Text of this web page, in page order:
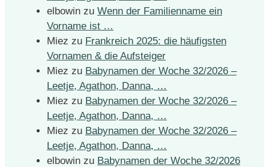
elbowin zu Wenn der Familienname ein
Vorname ist …
Miez zu Frankreich 2025: die häufigsten
Vornamen & die Aufsteiger
Miez zu Babynamen der Woche 32/2026 –
Leetje, Agathon, Danna, …
Miez zu Babynamen der Woche 32/2026 –
Leetje, Agathon, Danna, …
Miez zu Babynamen der Woche 32/2026 –
Leetje, Agathon, Danna, …
elbowin zu Babynamen der Woche 32/2026